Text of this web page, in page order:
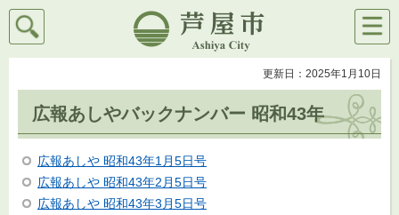
芦屋市
検索
メニ
ュー
更新日：2025年1月10日
広報あしやバックナンバー 昭和43年
広報あしや 昭和43年1月5日号
広報あしや 昭和43年2月5日号
広報あしや 昭和43年3月5日号